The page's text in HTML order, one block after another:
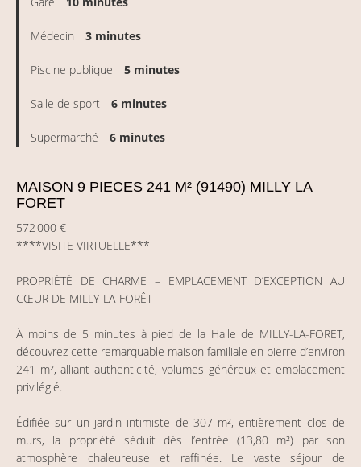
Médecin 3 minutes
Piscine publique 5 minutes
Salle de sport 6 minutes
Supermarché 6 minutes
MAISON 9 PIECES 241 M² (91490) MILLY LA
FORET
572 000 €
****VISITE VIRTUELLE***
PROPRIÉTÉ DE CHARME – EMPLACEMENT D’EXCEPTION AU
CŒUR DE MILLY-LA-FORÊT
À moins de 5 minutes à pied de la Halle de MILLY-LA-FORET,
découvrez cette remarquable maison familiale en pierre d’environ
241 m², alliant authenticité, volumes généreux et emplacement
privilégié.
Édifiée sur un jardin intimiste de 307 m², entièrement clos de
murs, la propriété séduit dès l’entrée (13,80 m²) par son
atmosphère chaleureuse et raffinée. Le vaste séjour de